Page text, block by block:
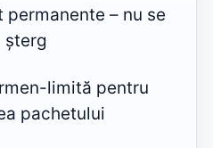
– nu se
șterg
limită pentru
pachetului